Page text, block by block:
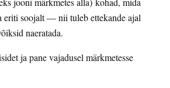
eriti soojalt — nii tuleb ettekande ajal
naeratada.
ja pane vajadusel märkmetesse